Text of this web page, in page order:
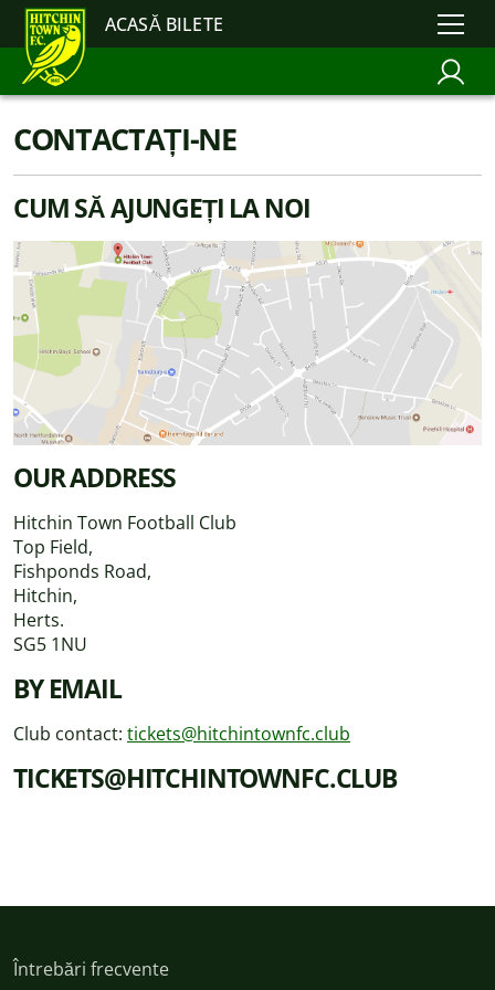
ACASĂ BILETE
CONTACTAȚI-NE
CUM SĂ AJUNGEȚI LA NOI
OUR ADDRESS
Hitchin Town Football Club
Top Field,
Fishponds Road,
Hitchin,
Herts.
SG5 1NU
BY EMAIL
Club contact: tickets@hitchintownfc.club
TICKETS@HITCHINTOWNFC.CLUB
Întrebări frecvente